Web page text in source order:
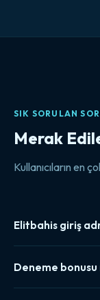
SIK SORULAN
Merak
Kullanıcıların en
Elitbahis giriş
olarak yeni alan
anlamına
Deneme